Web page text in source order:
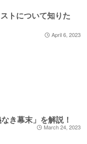
トについて知りた
April 6, 2023
き幕末」を解説！
March 24, 2023